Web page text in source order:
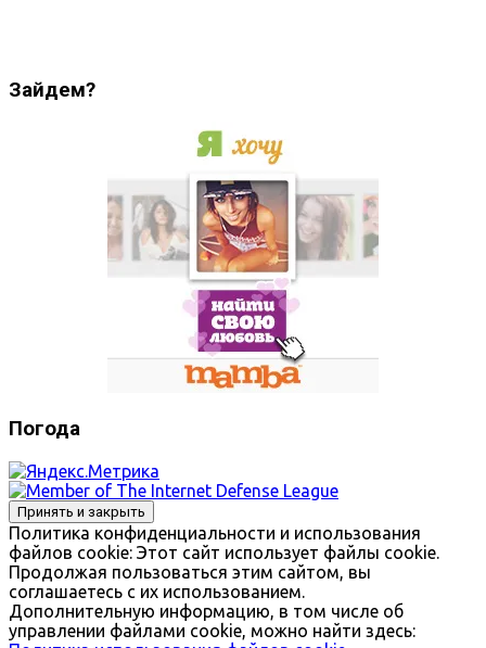
Зайдем?
Погода
Политика конфиденциальности и использования
файлов сookie: Этот сайт использует файлы cookie.
Продолжая пользоваться этим сайтом, вы
соглашаетесь с их использованием.
Дополнительную информацию, в том числе об
управлении файлами cookie, можно найти здесь: